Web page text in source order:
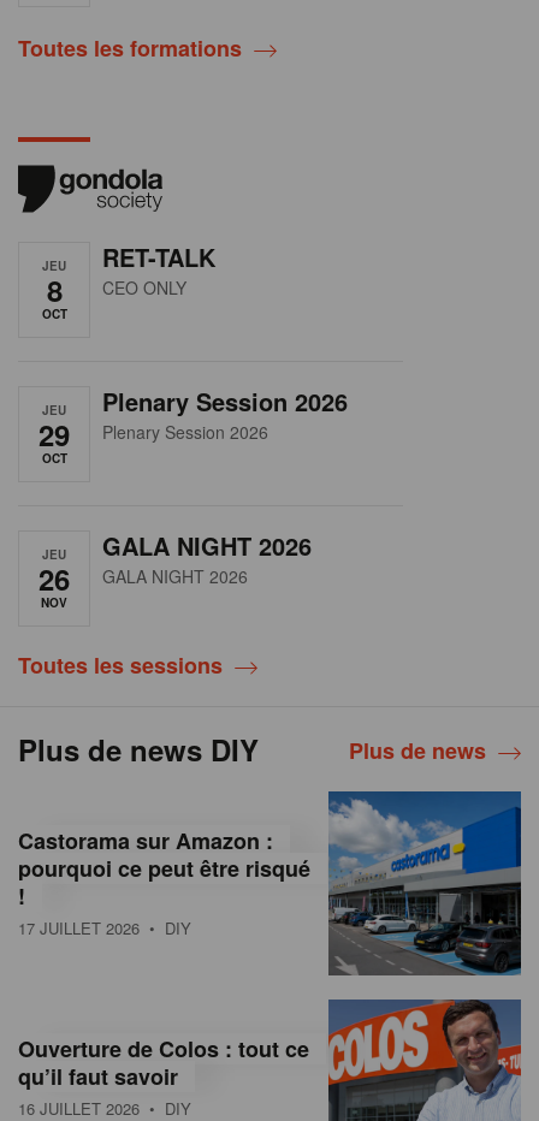
Toutes les formations
JEU
8
OCT
RET-TALK
CEO ONLY
JEU
29
OCT
Plenary Session 2026
Plenary Session 2026
JEU
26
NOV
GALA NIGHT 2026
GALA NIGHT 2026
Toutes les sessions
Plus de news DIY Plus de news
Castorama sur Amazon :
pourquoi ce peut être risqué
!
17 JUILLET 2026 • DIY
Ouverture de Colos : tout ce
qu’il faut savoir
16 JUILLET 2026 • DIY